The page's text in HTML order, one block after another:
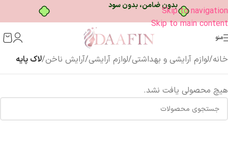
بدون ضامن، بدون سودSkip to navigation
Skip to main content
منو
خانه/لوازم آرایشی و بهداشتی/لوازم آرایشی/آرایش ناخن/لاک پایه
هیچ محصولی یافت نشد.